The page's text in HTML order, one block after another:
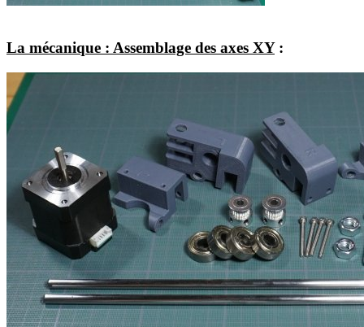
La mécanique : Assemblage des axes XY: